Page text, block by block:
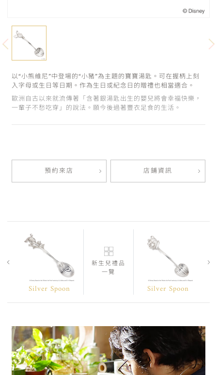
以“小熊維尼”中登場的“小豬”為主題的寶寶湯匙。可在握柄上刻
入字母或生日等日期。作為生日或紀念日的贈禮也相當適合。
歐洲自古以來就流傳著「含著銀湯匙出生的嬰兒將會幸福快樂，
一輩子不愁吃穿」的說法。願今後過著豐衣足食的生活。
預約來店 店鋪資訊
Silver Spoon
新生兒禮品
一覽
Silver Spoon